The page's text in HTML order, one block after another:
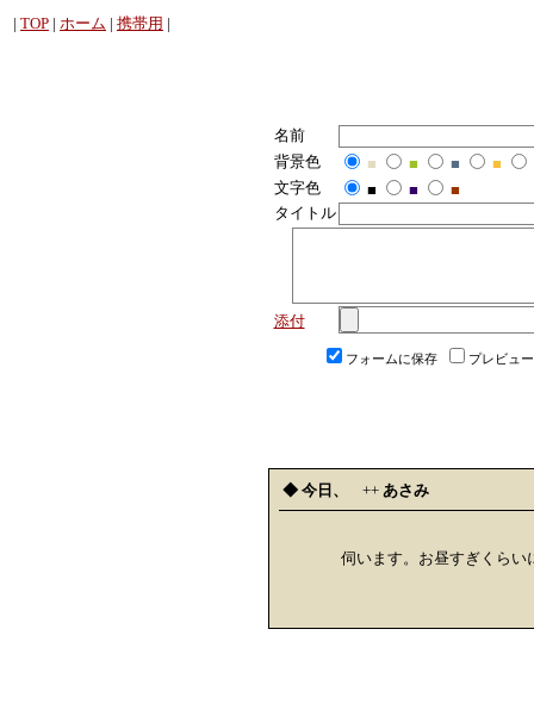
| TOP | ホーム | 携帯用 |
名前
背景色
■ ■ ■ ■
文字色
■ ■
■
タイトル
添付
フォームに保存 プレビュー
◆ 今日、 ++ あさみ
伺います。お昼すぎくらい